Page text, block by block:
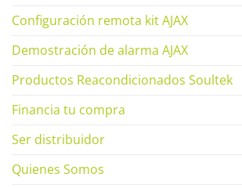
Configuración remota kit AJAX
Demostración de alarma AJAX
Productos Reacondicionados Soultek
Financia tu compra
Ser distribuidor
Quienes Somos